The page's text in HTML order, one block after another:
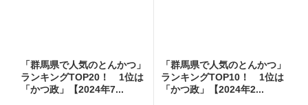
「群馬県で人気のとんかつ」
ランキングTOP20！ 1位は
「かつ政」【2024年7...
「群馬県で人気のとんかつ」
ランキングTOP10！ 1位は
「かつ政」【2024年2...